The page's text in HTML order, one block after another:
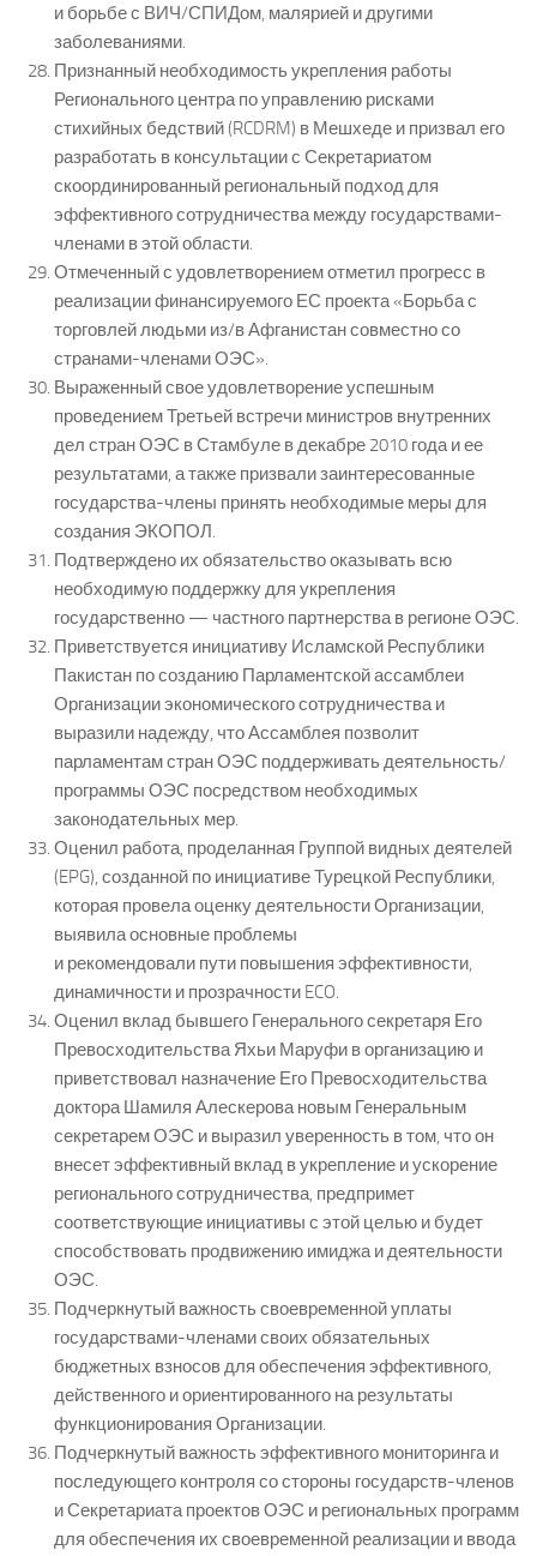
и борьбе с ВИЧ/СПИДом, малярией и другими
заболеваниями.
Признанный необходимость укрепления работы
Регионального центра по управлению рисками
стихийных бедствий (RCDRM) в Мешхеде и призвал его
разработать в консультации с Секретариатом
скоординированный региональный подход для
эффективного сотрудничества между государствами-
членами в этой области.
Отмеченный с удовлетворением отметил прогресс в
реализации финансируемого ЕС проекта «Борьба с
торговлей людьми из/в Афганистан совместно со
странами-членами ОЭС».
Выраженный свое удовлетворение успешным
проведением Третьей встречи министров внутренних
дел стран ОЭС в Стамбуле в декабре 2010 года и ее
результатами, а также призвали заинтересованные
государства-члены принять необходимые меры для
создания ЭКОПОЛ.
Подтверждено их обязательство оказывать всю
необходимую поддержку для укрепления
государственно — частного партнерства в регионе ОЭС.
Приветствуется инициативу Исламской Республики
Пакистан по созданию Парламентской ассамблеи
Организации экономического сотрудничества и
выразили надежду, что Ассамблея позволит
парламентам стран ОЭС поддерживать деятельность/
программы ОЭС посредством необходимых
законодательных мер.
Оценил работа, проделанная Группой видных деятелей
(EPG), созданной по инициативе Турецкой Республики,
которая провела оценку деятельности Организации,
выявила основные проблемы
и рекомендовали пути повышения эффективности,
динамичности и прозрачности ECO.
Оценил вклад бывшего Генерального секретаря Его
Превосходительства Яхьи Маруфи в организацию и
приветствовал назначение Его Превосходительства
доктора Шамиля Алескерова новым Генеральным
секретарем ОЭС и выразил уверенность в том, что он
внесет эффективный вклад в укрепление и ускорение
регионального сотрудничества, предпримет
соответствующие инициативы с этой целью и будет
способствовать продвижению имиджа и деятельности
ОЭС.
Подчеркнутый важность своевременной уплаты
государствами-членами своих обязательных
бюджетных взносов для обеспечения эффективного,
действенного и ориентированного на результаты
функционирования Организации.
Подчеркнутый важность эффективного мониторинга и
последующего контроля со стороны государств-членов
и Секретариата проектов ОЭС и региональных программ
для обеспечения их своевременной реализации и ввода